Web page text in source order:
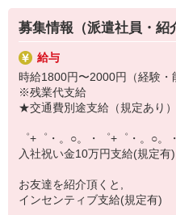
▼オフィスワーク
事務、経理、データ入力、コ
▼工場・製造・軽作業系
機械/食品製造・梱包・仕分け
▼美容系
眉毛サロンのアイブロウ・ネ
▼営業・販売
法人営業・アパレル販売・個
▼人気案件も多数♪
短期・期間限定・オープニン
上場/優良/大手企業など
【スマホ面接実施中】
￣￣￣￣￣￣￣￣￣
満足度◎
■携帯やインターネット販売業務
docomo(ドコモ)/au(エーユー)
の大手キャリアから
ワイモバイル(Y!mobille)、楽天
広く紹介可能♪
募集情報（派遣社員・紹
給与
時給1800円〜2000円（経験・
※残業代支給
★交通費別途支給（規定あり）
゜+゜・。○。・゜+゜・。○。
入社祝い金10万円支給(規定有)
お友達を紹介頂くと,
インセンティブ支給(規定有)